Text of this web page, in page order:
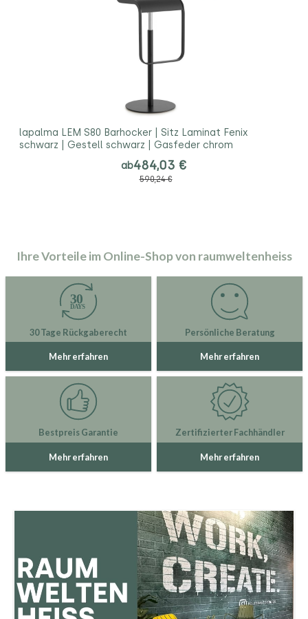
lapalma LEM S80 Barhocker | Sitz Laminat Fenix
schwarz | Gestell schwarz | Gasfeder chrom
ab484,03 €
590,24 €
Ihre Vorteile im Online-Shop von raumweltenheiss
30 Tage Rückgaberecht
Mehr erfahren
Persönliche Beratung
Mehr erfahren
Bestpreis Garantie
Mehr erfahren
Zertifizierter Fachhändler
Mehr erfahren